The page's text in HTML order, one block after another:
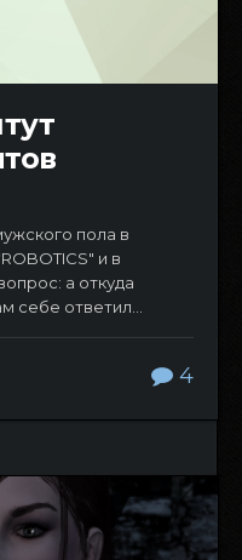
пола в
и в
а откуда
себе ответил...
4